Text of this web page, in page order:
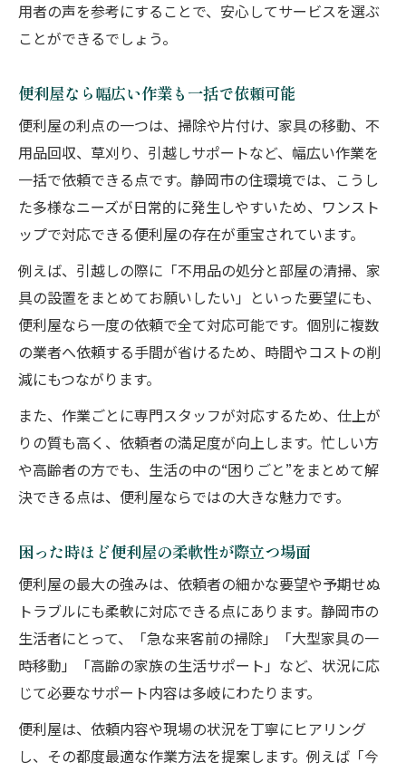
用者の声を参考にすることで、安心してサービスを選ぶ
ことができるでしょう。
便利屋なら幅広い作業も一括で依頼可能
便利屋の利点の一つは、掃除や片付け、家具の移動、不
用品回収、草刈り、引越しサポートなど、幅広い作業を
一括で依頼できる点です。静岡市の住環境では、こうし
た多様なニーズが日常的に発生しやすいため、ワンスト
ップで対応できる便利屋の存在が重宝されています。
例えば、引越しの際に「不用品の処分と部屋の清掃、家
具の設置をまとめてお願いしたい」といった要望にも、
便利屋なら一度の依頼で全て対応可能です。個別に複数
の業者へ依頼する手間が省けるため、時間やコストの削
減にもつながります。
また、作業ごとに専門スタッフが対応するため、仕上が
りの質も高く、依頼者の満足度が向上します。忙しい方
や高齢者の方でも、生活の中の“困りごと”をまとめて解
決できる点は、便利屋ならではの大きな魅力です。
困った時ほど便利屋の柔軟性が際立つ場面
便利屋の最大の強みは、依頼者の細かな要望や予期せぬ
トラブルにも柔軟に対応できる点にあります。静岡市の
生活者にとって、「急な来客前の掃除」「大型家具の一
時移動」「高齢の家族の生活サポート」など、状況に応
じて必要なサポート内容は多岐にわたります。
便利屋は、依頼内容や現場の状況を丁寧にヒアリング
し、その都度最適な作業方法を提案します。例えば「今